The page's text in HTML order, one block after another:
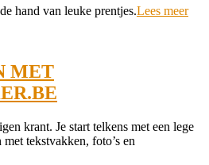
hand van leuke prentjes.Lees meer
MET
krant. Je start telkens met een lege
tekstvakken, foto’s en